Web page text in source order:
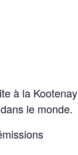
à la Kootenay
le monde.